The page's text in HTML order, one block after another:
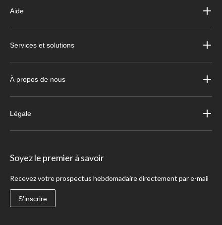
Aide
Services et solutions
À propos de nous
Légale
Soyez le premier à savoir
Recevez votre prospectus hebdomadaire directement par e-mail
S'inscrire